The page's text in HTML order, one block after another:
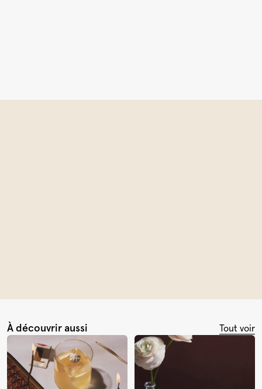
À découvrir aussi Tout voir